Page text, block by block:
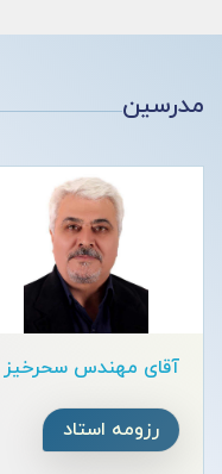
مدرسین
آقای مهندس سحرخیز
رزومه استاد